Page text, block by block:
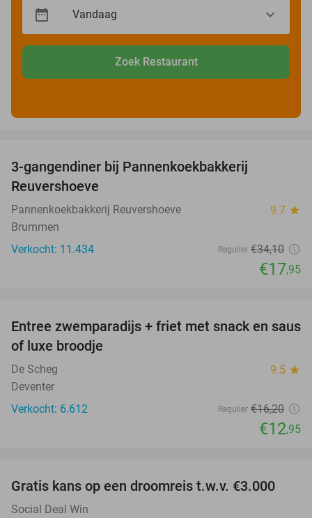
Zoek Restaurant
3-gangendiner bij Pannenkoekbakkerij
Reuvershoeve
Pannenkoekbakkerij Reuvershoeve 9.7 star
Brummen
Verkocht: 11.434
Regulier €34,10
€17,95
20%
Entree zwemparadijs + friet met snack en saus
of luxe broodje
De Scheg 9.5 star
Deventer
Verkocht: 6.612
Regulier €16,20
€12,95
Gratis kans op een droomreis t.w.v. €3.000
Social Deal Win